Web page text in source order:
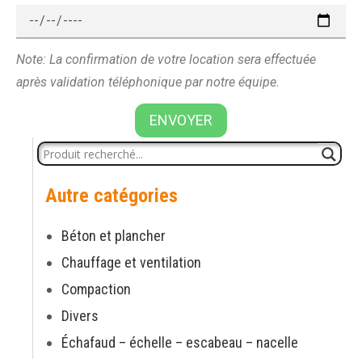
Note: La confirmation de votre location sera effectuée
après validation téléphonique par notre équipe.
ENVOYER
Autre catégories
Béton et plancher
Chauffage et ventilation
Compaction
Divers
Échafaud – échelle – escabeau – nacelle